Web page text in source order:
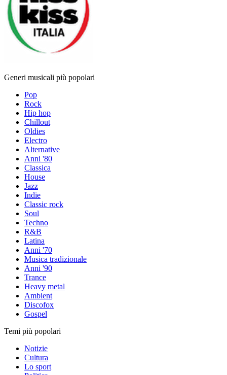
Generi musicali più popolari
Pop
Rock
Hip hop
Chillout
Oldies
Electro
Alternative
Anni '80
Classica
House
Jazz
Indie
Classic rock
Soul
Techno
R&B
Latina
Anni '70
Musica tradizionale
Anni '90
Trance
Heavy metal
Ambient
Discofox
Gospel
Temi più popolari
Notizie
Cultura
Lo sport